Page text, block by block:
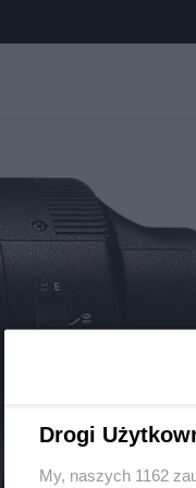
Drogi
My, naszych 1162